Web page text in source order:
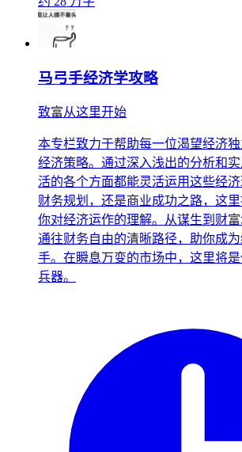
马弓手经济学攻略
致富从这里开始
本专栏致力于帮助每一位渴望经济
经济策略。通过深入浅出的分析和
活的各个方面都能灵活运用这些经
财务规划，还是商业成功之路，这
你对经济运作的理解。从谋生到财
通往财务自由的清晰路径，助你成
手。在瞬息万变的市场中，这里将
兵器。